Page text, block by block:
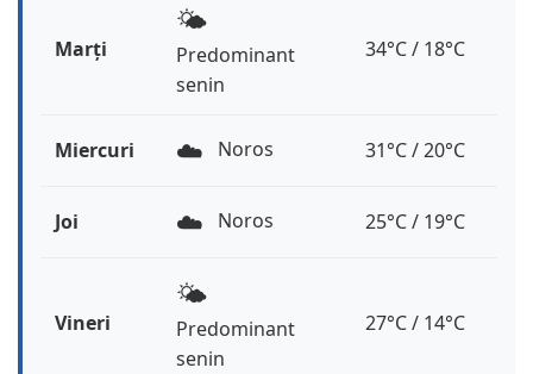
Marți
🌤️
Predominant
senin
34°C / 18°C
Miercuri ☁️ Noros 31°C / 20°C
Joi ☁️ Noros 25°C / 19°C
Vineri
🌤️
Predominant
senin
27°C / 14°C